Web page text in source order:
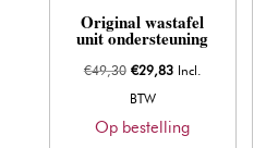
Original wastafel
unit ondersteuning
€49,30 Oorspronkelijke
prijs
was:
€29,83Huidige
is:
Incl.
BTW
Op bestelling